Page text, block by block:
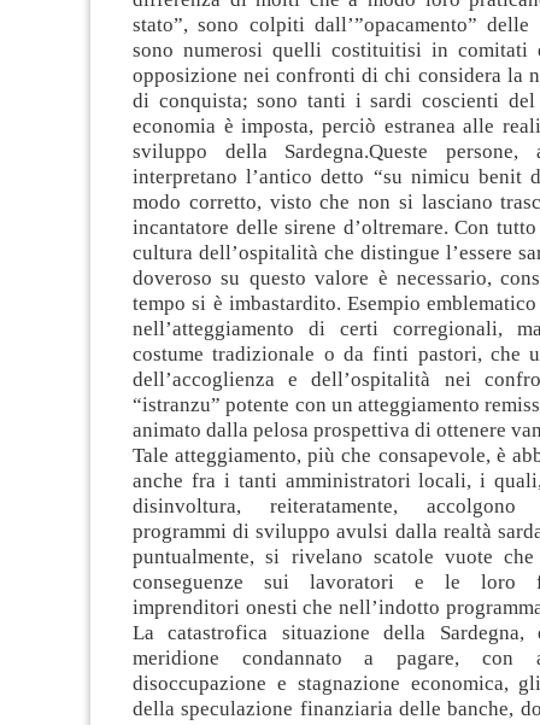
stato”, sono colpiti dall’”opacamento” delle
sono numerosi quelli costituitisi in comitati
opposizione nei confronti di chi considera la
di conquista; sono tanti i sardi coscienti
economia è imposta, perciò estranea alle
sviluppo della Sardegna.Queste
interpretano l’antico detto “su nimicu benit
modo corretto, visto che non si lasciano
incantatore delle sirene d’oltremare. Con
cultura dell’ospitalità che distingue l’essere
doveroso su questo valore è necessario,
tempo si è imbastardito. Esempio
nell’atteggiamento di certi corregionali,
costume tradizionale o da finti pastori, che
dell’accoglienza e dell’ospitalità nei
“istranzu” potente con un atteggiamento
animato dalla pelosa prospettiva di ottenere
Tale atteggiamento, più che consapevole, è
anche fra i tanti amministratori locali, i
disinvoltura, reiteratamente,
programmi di sviluppo avulsi dalla realtà
puntualmente, si rivelano scatole vuote
conseguenze sui lavoratori e le loro
imprenditori onesti che nell’indotto
La catastrofica situazione della
meridione condannato a pagare,
disoccupazione e stagnazione economica,
della speculazione finanziaria delle banche,